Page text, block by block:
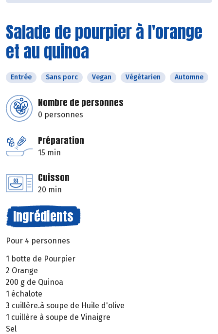
Salade de pourpier à l'orange
et au quinoa
Entrée Sans porc Vegan Végétarien Automne
Nombre de personnes
0 personnes
Préparation
15 min
Cuisson
20 min
Ingrédients
Pour 4 personnes
1 botte de Pourpier
2 Orange
200 g de Quinoa
1 échalote
3 cuillère.à soupe de Huile d'olive
1 cuillère à soupe de Vinaigre
Sel